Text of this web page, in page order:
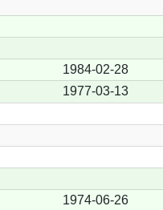
1984-02-28
1977-03-13
1974-06-26